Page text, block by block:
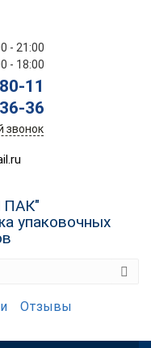
- 21:00
- 18:00
11
36
звонок
ПАК"
упаковочных
Отзывы